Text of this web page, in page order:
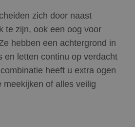
zich door naast
te zijn, ook een oog voor
hebben een achtergrond in
en letten continu op verdacht
heeft u extra ogen
meekijken of alles veilig